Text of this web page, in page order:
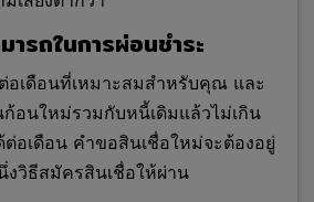
ารถในการผ่อนชำระ
อเดือนที่เหมาะสมสำหรับคุณ และ
ก้อนใหม่รวมกับหนี้เดิมแล้วไม่เกิน
อเดือน คำขอสินเชื่อใหม่จะต้องอยู่
วิธีสมัครสินเชื่อให้ผ่าน